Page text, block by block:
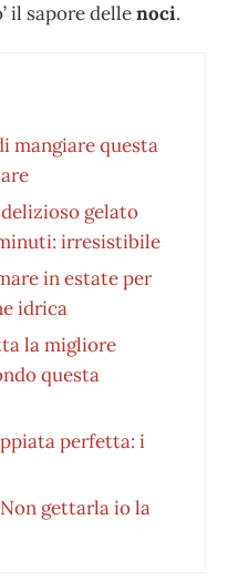
il sapore dellenoci.
mangiare questa
gelato
irresistibile
in estate per
idrica
la migliore
questa
perfetta: i
gettarla io la